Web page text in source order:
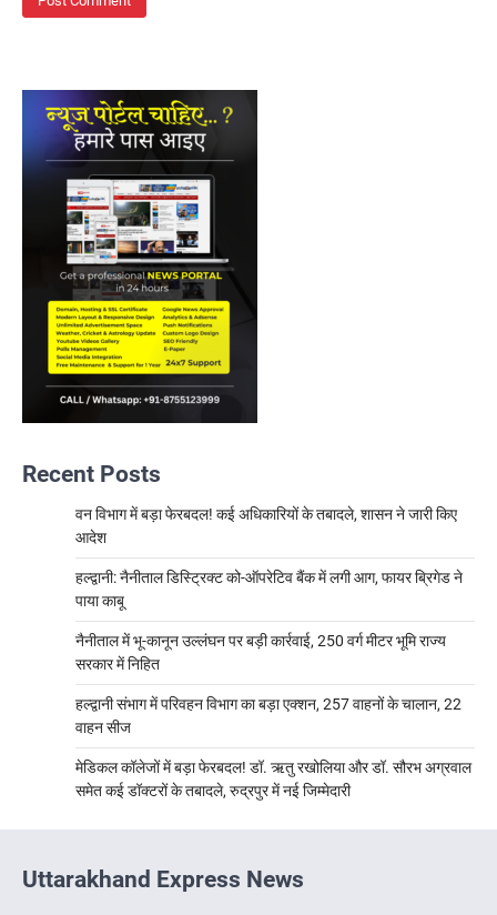
Recent Posts
वन विभाग में बड़ा फेरबदल! कई अधिकारियों के तबादले, शासन ने जारी किए
आदेश
हल्द्वानी: नैनीताल डिस्ट्रिक्ट को-ऑपरेटिव बैंक में लगी आग, फायर ब्रिगेड ने
पाया काबू
नैनीताल में भू-कानून उल्लंघन पर बड़ी कार्रवाई, 250 वर्ग मीटर भूमि राज्य
सरकार में निहित
हल्द्वानी संभाग में परिवहन विभाग का बड़ा एक्शन, 257 वाहनों के चालान, 22
वाहन सीज
मेडिकल कॉलेजों में बड़ा फेरबदल! डॉ. ऋतु रखोलिया और डॉ. सौरभ अग्रवाल
समेत कई डॉक्टरों के तबादले, रुद्रपुर में नई जिम्मेदारी
Uttarakhand Express News